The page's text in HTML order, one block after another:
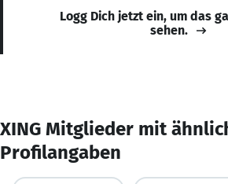
Logg Dich jetzt ein, um das
sehen.
XING Mitglieder mit
Profilangaben